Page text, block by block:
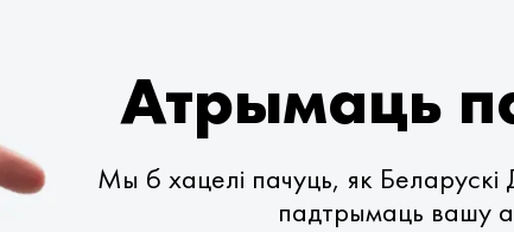
Атрымаць
Мы б хацелі пачуць, як
падтрымаць вашу